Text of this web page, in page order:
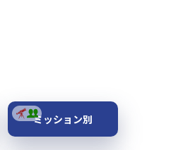
ミッション別